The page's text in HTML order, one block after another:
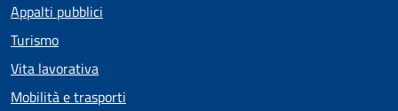
Appalti pubblici
Turismo
Vita lavorativa
Mobilità e trasporti